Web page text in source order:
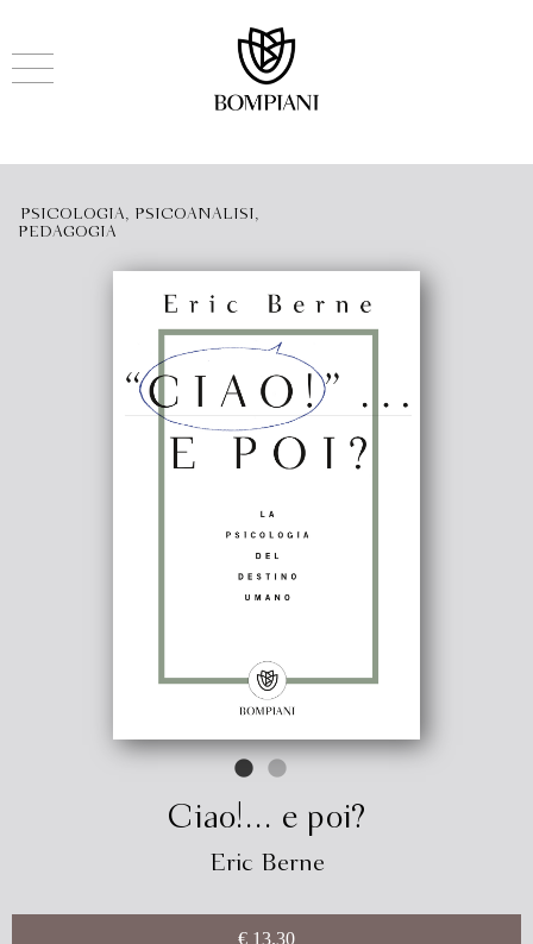
PSICOLOGIA, PSICOANALISI,
PEDAGOGIA
Ciao!... e poi?
Eric Berne
€ 13.30